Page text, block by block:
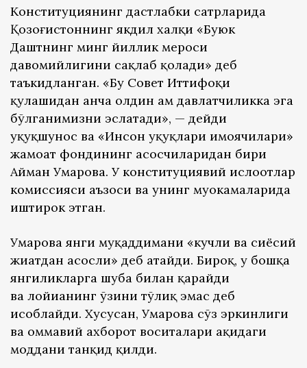
Конституциянинг дастлабки сатрларида
Қозоғистоннинг якдил халқи «Буюк
Даштнинг минг йиллик мероси
давомийлигини сақлаб қолади» деб
таъкидланган. «Бу Совет Иттифоқи
қулашидан анча олдин ҳам давлатчиликка эга
бўлганимизни эслатади», — дейди
ҳуқуқшунос ва «Инсон ҳуқуқлари ҳимоячилари»
жамоат фондининг асосчиларидан бири
Айман Умарова. У конституциявий ислоҳотлар
комиссияси аъзоси ва унинг муҳокамаларида
иштирок этган.
Умарова янги муқаддимани «кучли ва сиёсий
жиҳатдан асосли» деб атайди. Бироқ, у бошқа
янгиликларга шубҳа билан қарайди
ва лойиҳанинг ўзини тўлиқ эмас деб
ҳисоблайди. Хусусан, Умарова сўз эркинлиги
ва оммавий ахборот воситалари ҳақидаги
моддани танқид қилди.